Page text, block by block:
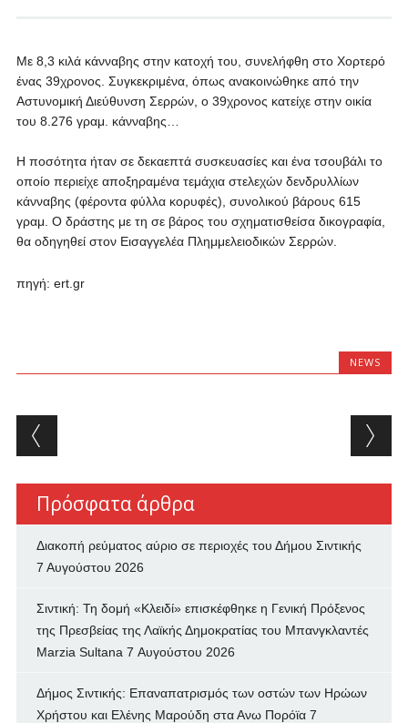
Με 8,3 κιλά κάνναβης στην κατοχή του, συνελήφθη στο Χορτερό
ένας 39χρονος. Συγκεκριμένα, όπως ανακοινώθηκε από την
Αστυνομική Διεύθυνση Σερρών, ο 39χρονος κατείχε στην οικία
του 8.276 γραμ. κάνναβης…
Η ποσότητα ήταν σε δεκαεπτά συσκευασίες και ένα τσουβάλι το
οποίο περιείχε αποξηραμένα τεμάχια στελεχών δενδρυλλίων
κάνναβης (φέροντα φύλλα κορυφές), συνολικού βάρους 615
γραμ. Ο δράστης με τη σε βάρος του σχηματισθείσα δικογραφία,
θα οδηγηθεί στον Εισαγγελέα Πλημμελειοδικών Σερρών.
πηγή: ert.gr
NEWS
Post navigation
Πρόσφατα άρθρα
Διακοπή ρεύματος αύριο σε περιοχές του Δήμου Σιντικής
7 Αυγούστου 2026
Σιντική: Τη δομή «Κλειδί» επισκέφθηκε η Γενική Πρόξενος
της Πρεσβείας της Λαϊκής Δημοκρατίας του Μπανγκλαντές
Marzia Sultana 7 Αυγούστου 2026
Δήμος Σιντικής: Επαναπατρισμός των oστών των Ηρώων
Χρήστου και Ελένης Μαρούδη στα Ανω Πορόϊα 7